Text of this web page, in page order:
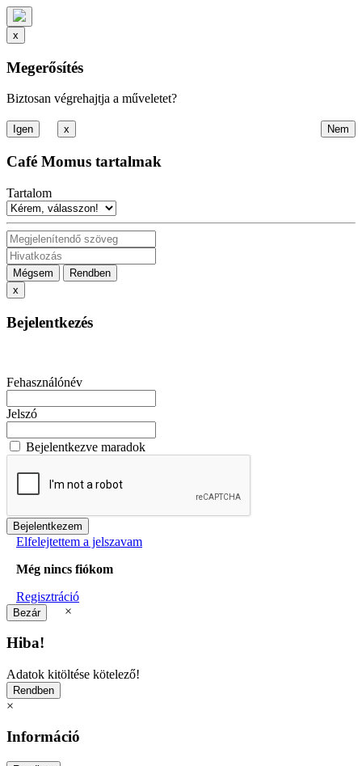
x
Megerősítés
Biztosan végrehajtja a műveletet?
x
Café Momus tartalmak
Tartalom
Mégsem
Rendben
x
Bejelentkezés
Fehasználónév
Jelszó
Bejelentkezve maradok
Elfelejtettem a jelszavam
Még nincs fiókom
Regisztráció
×
Hiba!
Adatok kitöltése kötelező!
×
Információ